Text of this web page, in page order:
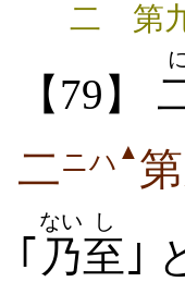
二 第
【79】
二ニハ ▲
｢ 乃
ない
至
し
｣